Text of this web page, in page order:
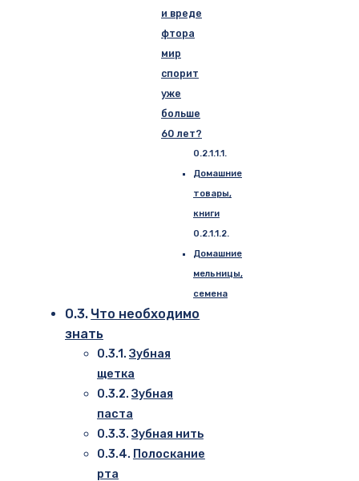
и вреде
фтора
мир
спорит
уже
больше
60 лет?
Домашние
товары,
книги
Домашние
мельницы,
семена
Что необходимо
знать
Зубная
щетка
Зубная
паста
Зубная нить
Полоскание
рта